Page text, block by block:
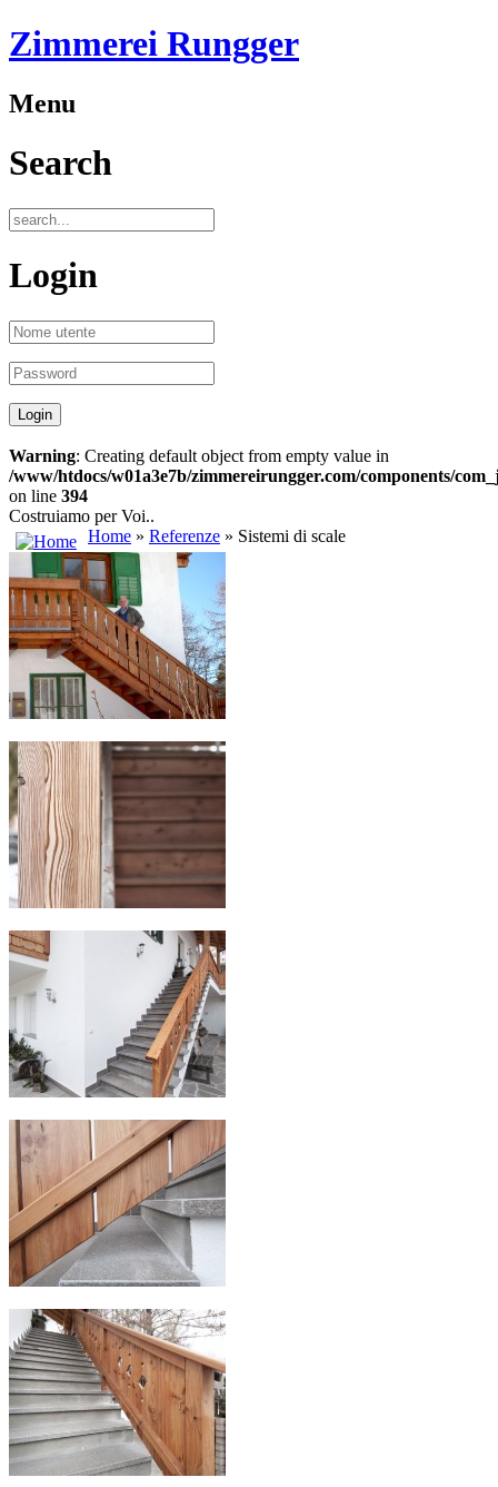
Zimmerei Rungger
Menu
Search
Login
Warning: Creating default object from empty value in
/www/htdocs/w01a3e7b/zimmereirungger.com/components/
on line 394
Costruiamo per Voi..
Home » Referenze » Sistemi di scale